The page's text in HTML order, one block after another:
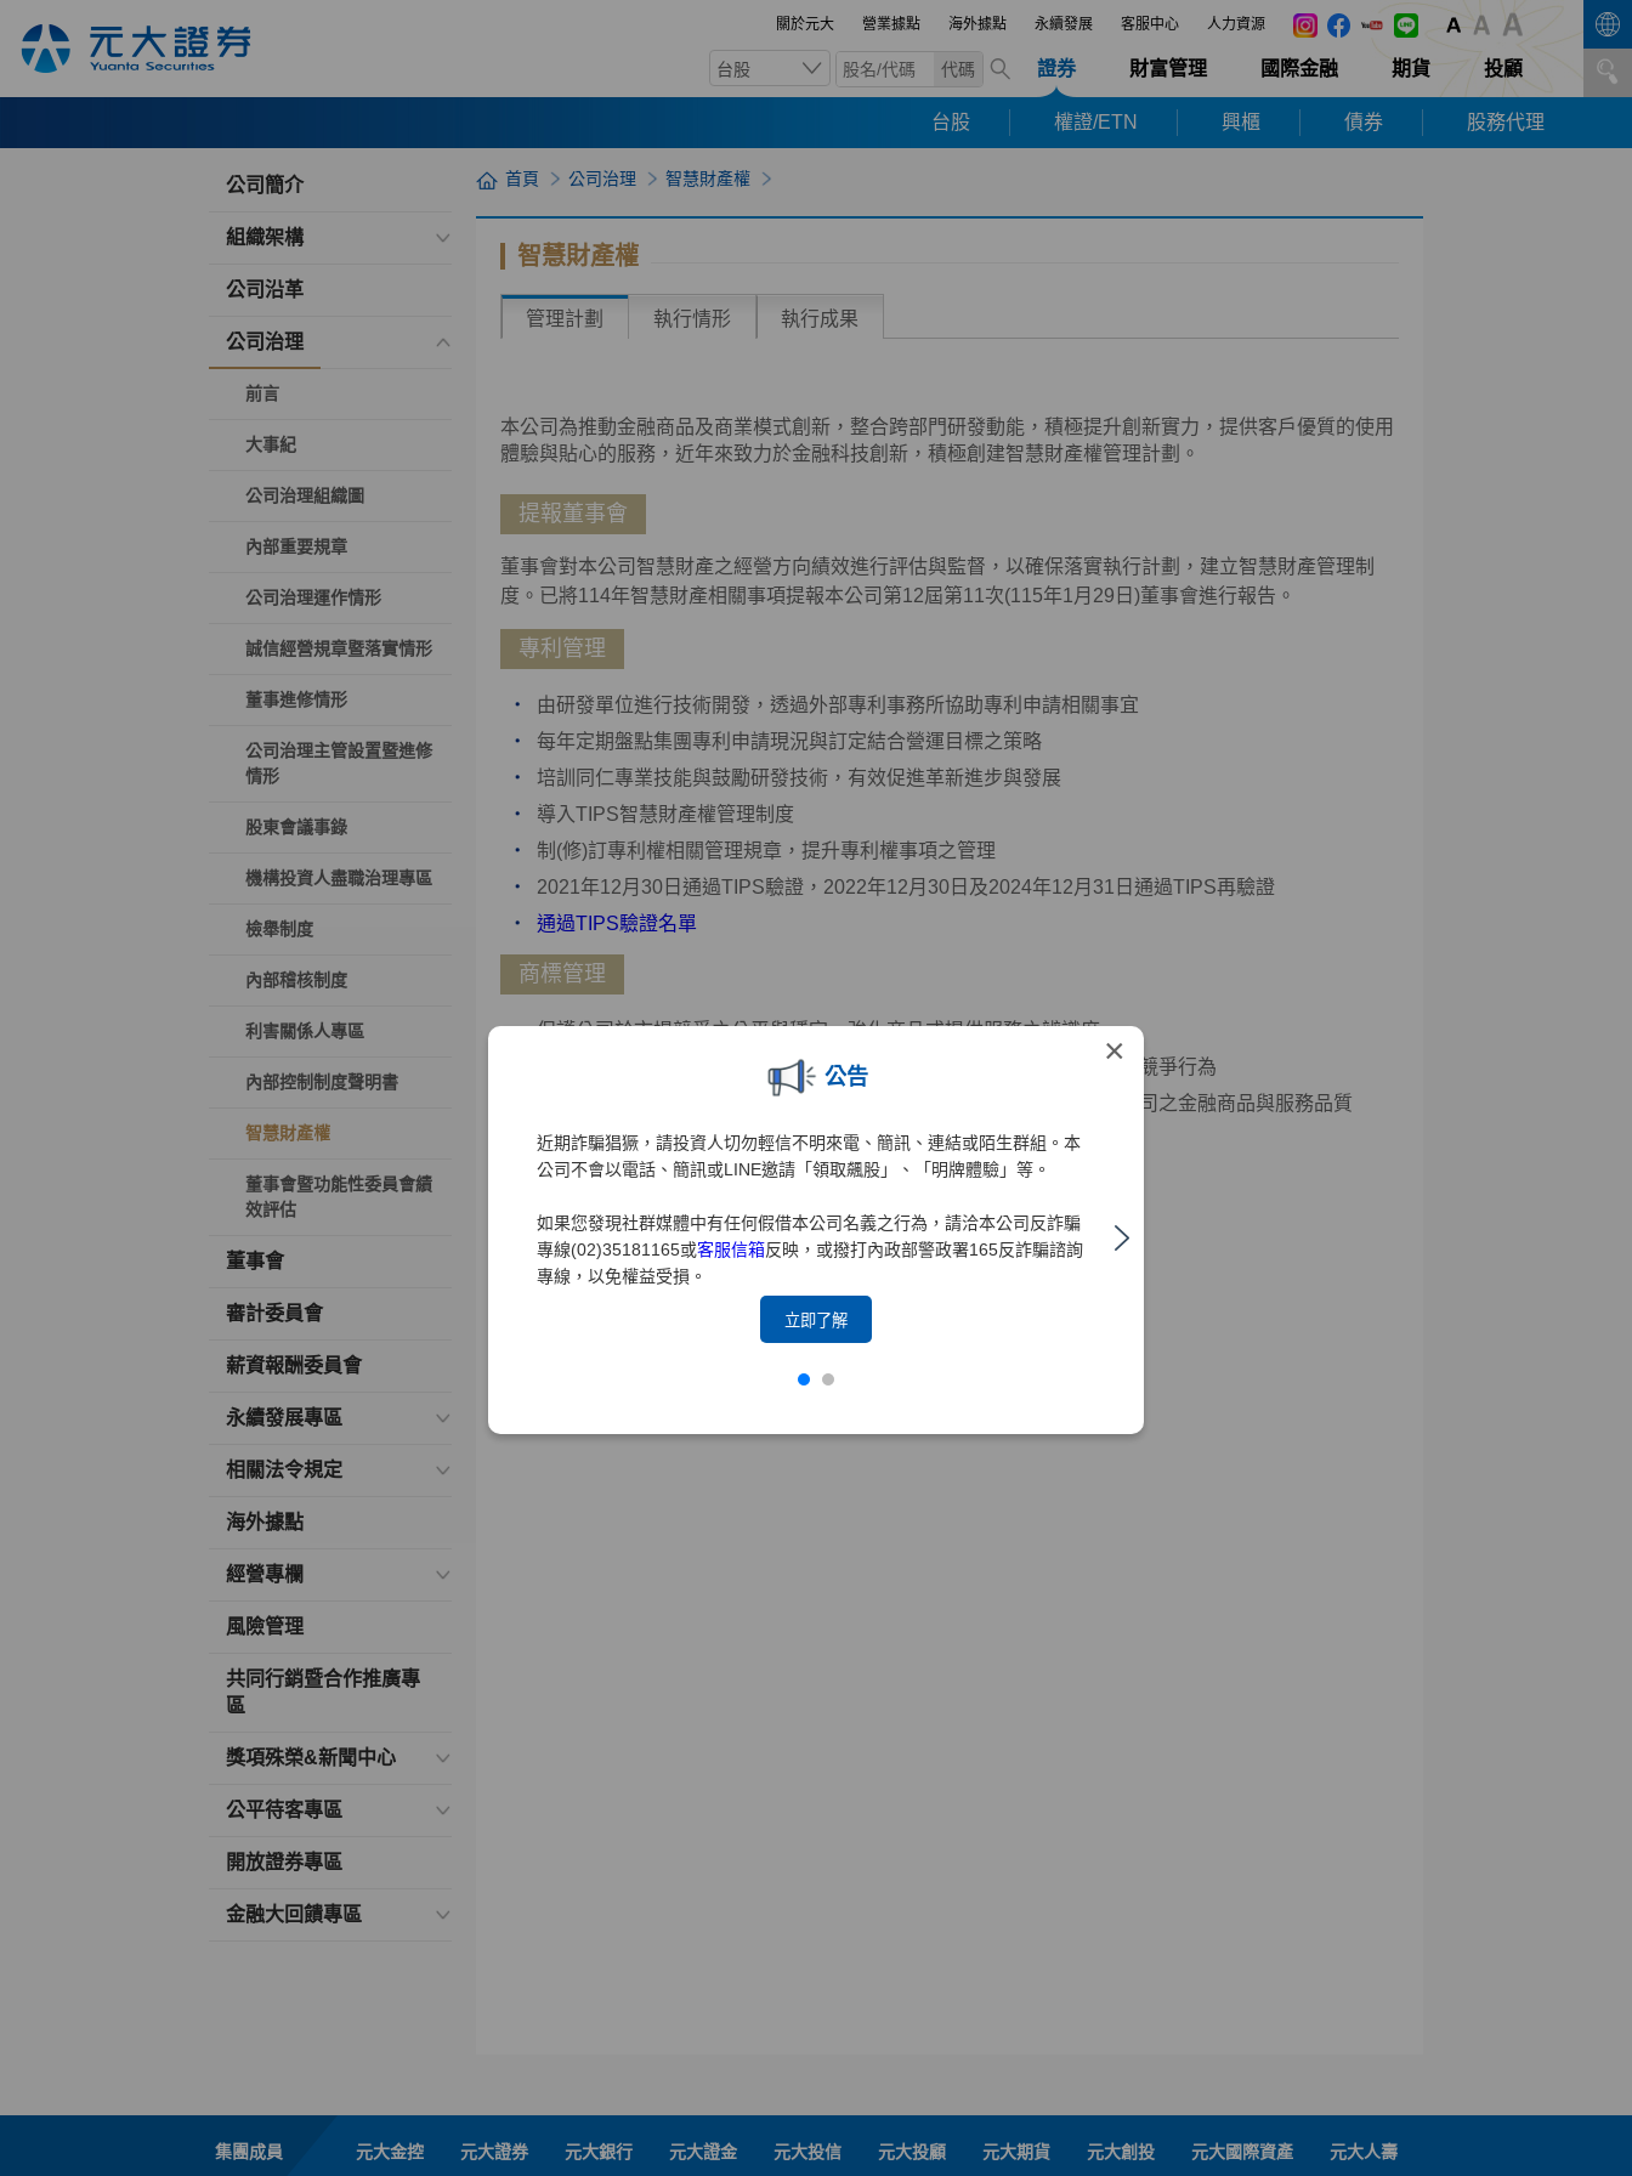
關於元大 營業據點 海外據點 永續發展 客服中心 人力資源
台股 代碼 證券 財富管理 國際金融 期貨 投顧
台股 權證/ETN 興櫃 債券 股務代理
×
公告
近期詐騙猖獗，請投資人切勿輕信不明來電、簡訊、連結或陌生群組。本
公司不會以電話、簡訊或LINE邀請「領取飆股」、「明牌體驗」等。
如果您發現社群媒體中有任何假借本公司名義之行為，請洽本公司反詐騙
專線(02)35181165或客服信箱反映，或撥打內政部警政署165反詐騙諮詢
專線，以免權益受損。
立即了解
公司簡介
組織架構
公司沿革
公司治理
前言
大事紀
公司治理組織圖
內部重要規章
公司治理運作情形
誠信經營規章暨落實情形
董事進修情形
公司治理主管設置暨進修
情形
股東會議事錄
機構投資人盡職治理專區
檢舉制度
內部稽核制度
利害關係人專區
內部控制制度聲明書
智慧財產權
董事會暨功能性委員會績
效評估
董事會
審計委員會
薪資報酬委員會
永續發展專區
相關法令規定
海外據點
經營專欄
風險管理
共同行銷暨合作推廣專
區
獎項殊榮&新聞中心
公平待客專區
開放證券專區
金融大回饋專區
首頁 公司治理 智慧財產權
智慧財產權
管理計劃 執行情形 執行成果
本公司為推動金融商品及商業模式創新，整合跨部門研發動能，積極提升創新實力，提供客戶優質的使用
體驗與貼心的服務，近年來致力於金融科技創新，積極創建智慧財產權管理計劃。
提報董事會
董事會對本公司智慧財產之經營方向績效進行評估與監督，以確保落實執行計劃，建立智慧財產管理制
度。已將114年智慧財產相關事項提報本公司第12屆第11次(115年1月29日)董事會進行報告。
專利管理
由研發單位進行技術開發，透過外部專利事務所協助專利申請相關事宜
每年定期盤點集團專利申請現況與訂定結合營運目標之策略
培訓同仁專業技能與鼓勵研發技術，有效促進革新進步與發展
導入TIPS智慧財產權管理制度
制(修)訂專利權相關管理規章，提升專利權事項之管理
2021年12月30日通過TIPS驗證，2022年12月30日及2024年12月31日通過TIPS再驗證
通過TIPS驗證名單
商標管理
保護公司於市場競爭之公平與穩定，強化商品或提供服務之辨識度
避免客戶混淆誤認，維護本公司商標權權利及消費者利益，防止不公平競爭行為
取得商標權後，得以排除他人以相同或近似商標侵害本公司，表彰本公司之金融商品與服務品質
集團成員 元大金控 元大證券 元大銀行 元大證金 元大投信 元大投顧 元大期貨 元大創投 元大國際資產 元大人壽